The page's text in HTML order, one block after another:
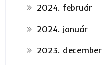
2024. február
2024. január
2023. december